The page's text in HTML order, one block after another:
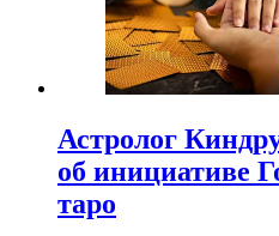
Астролог
об инициативе
таро